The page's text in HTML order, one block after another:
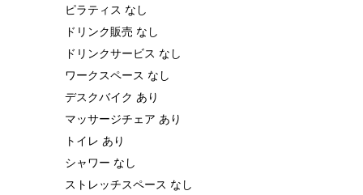
ピラティス なし
ドリンク販売 なし
ドリンクサービス なし
ワークスペース なし
デスクバイク あり
マッサージチェア あり
トイレ あり
シャワー なし
ストレッチスペース なし